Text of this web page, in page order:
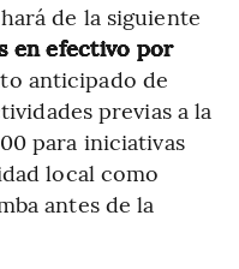
de la siguiente
en efectivo por
anticipado de
previas a la
para iniciativas
local como
antes de la